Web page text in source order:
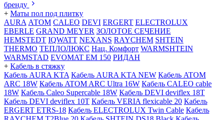
бренду
+ Маты пол под плитку
AURA АТОМ CALEO DEVI ERGERT ELECTROLUX
EBERLE GRAND MEYER ЗОЛОТОЕ СЕЧЕНИЕ
HEMSTEDT IQWATT NEXANS RAYCHEM SHTEIN
THERMO ТЕПЛОЛЮКС Нац. Комфорт WARMSHTEIN
WARMSTAD EVOMAT EM 150 РИДАН
+ Кабель в стяжку
Кабель AURA KTA Кабель AURA KTA NEW Кабель ATOM
ARC 18W Кабель ATOM ARC Ultra 16W Кабель CALEO cable
18W Кабель Caleo Supercable 18W Кабель DEVI deviflex 18T
Кабель DEVI deviflex 10T Кабель VERIA flexicable 20 Кабель
ERGERT ETRS-18 Кабель ELECTROLUX Twin Cable Кабель